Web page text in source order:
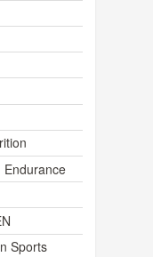
Endurance
Sports